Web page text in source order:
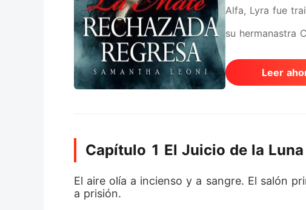
Alfa, Lyra fue
su hermanastra
compañera.
castigo por
Lyra encontró
Leer
Capítulo 1 El Juicio de la
El aire olía a incienso y a sangre. El salón
a prisión.